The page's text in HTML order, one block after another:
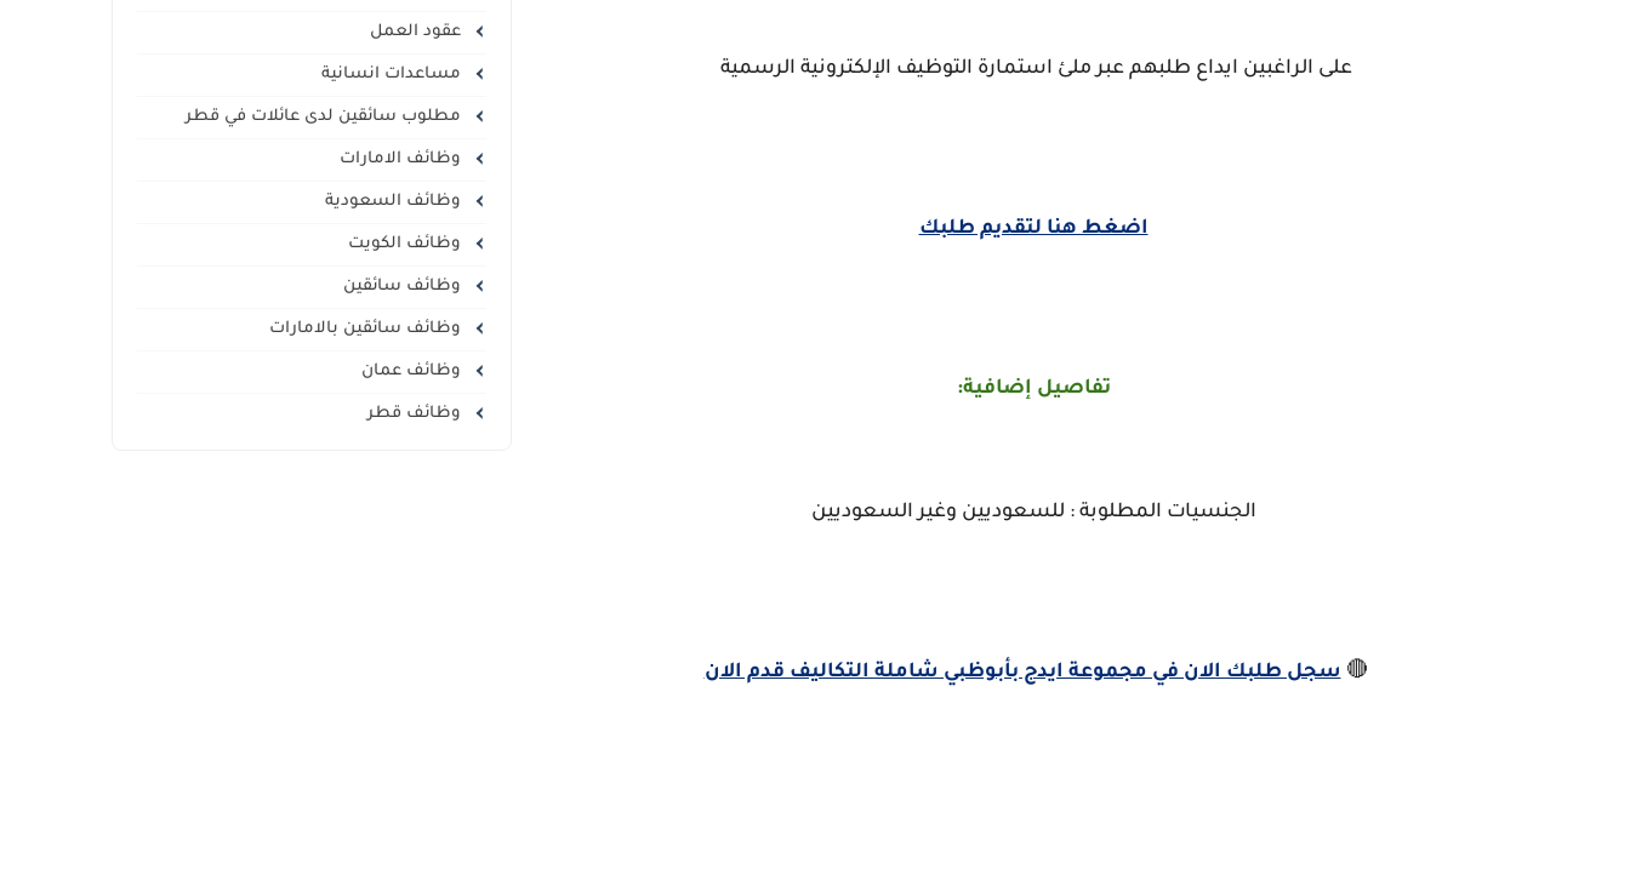
على الراغبين ايداع طلبهم عبر ملئ استمارة التوظيف الإلكترونية الرسمية
اضغط هنا لتقديم طلبك
تفاصيل إضافية:
الجنسيات المطلوبة : للسعوديين وغير السعوديين
🔴سجل طلبك الان في مجموعة ايدج بأبوظبي شاملة التكاليف قدم الان
عقود العمل
مساعدات انسانية
مطلوب سائقين لدى عائلات في قطر
وظائف الامارات
وظائف السعودية
وظائف الكويت
وظائف سائقين
وظائف سائقين بالامارات
وظائف عمان
وظائف قطر